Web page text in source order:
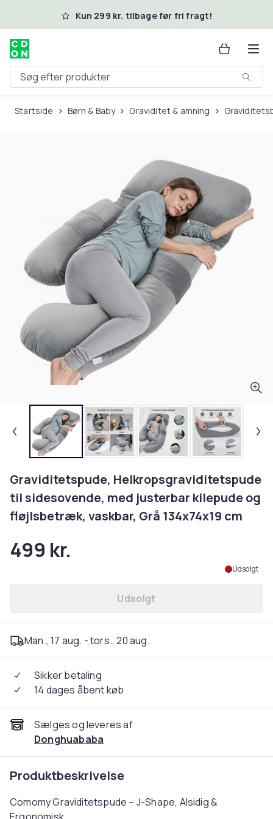
Spring til hovedindhold
Kun 299 kr. tilbage før fri fragt!
Søg efter produkter
Startside Børn & Baby Graviditet & amning
Graviditetspude, Helkropsgraviditetspude
til sidesovende, med justerbar kilepude og
fløjlsbetræk, vaskbar, Grå 134x74x19 cm
499 kr.
Udsolgt
Udsolgt
Man., 17 aug. - tors., 20 aug.
Sikker betaling
14 dages åbent køb
Sælges og leveres af
Donghuababa
Produktbeskrivelse
Comomy Graviditetspude – J-Shape, Alsidig &